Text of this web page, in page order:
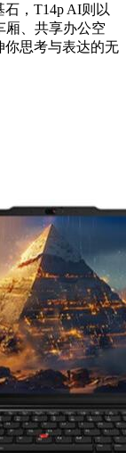
，T14p AI则以
厢、共享办公空
你思考与表达的无